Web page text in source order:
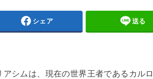
シェア 送る
シムは、現在の世界王者であるカル